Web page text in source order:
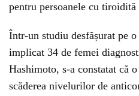
pentru persoanele cu
Într-un studiu desfășurat pe
implicat 34 de femei
Hashimoto, s-a constatat că
scăderea nivelurilor de